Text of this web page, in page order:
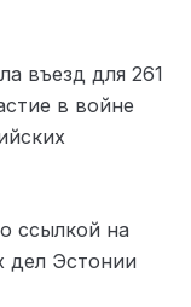
въезд для 261
в войне
ссылкой на
дел Эстонии